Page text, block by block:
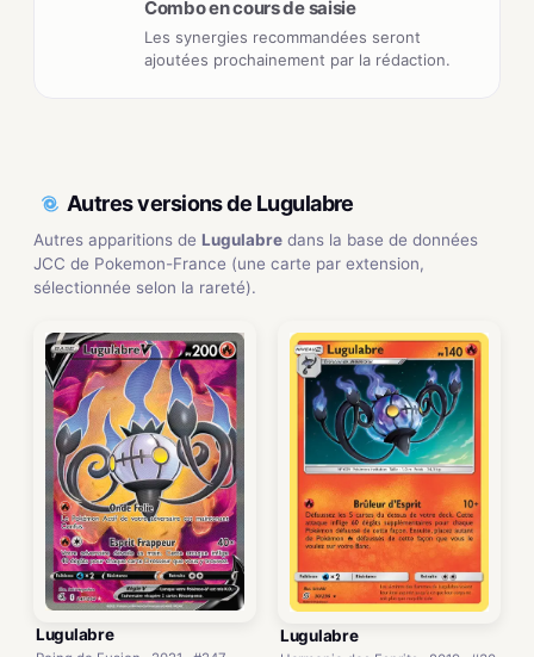
Combo en cours de saisie
Les synergies recommandées seront
ajoutées prochainement par la rédaction.
Autres versions de Lugulabre
Autres apparitions de Lugulabre dans la base de données
JCC de Pokemon-France (une carte par extension,
sélectionnée selon la rareté).
Lugulabre Lugulabre